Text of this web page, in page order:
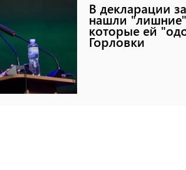
В декларации
нашли
которые ей
Горловки